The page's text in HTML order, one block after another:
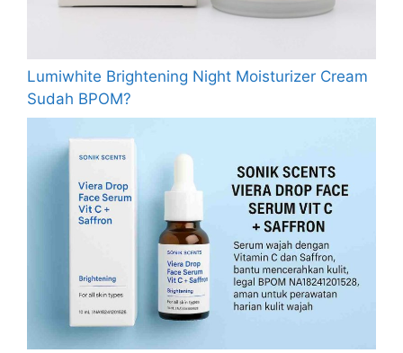
Lumiwhite Brightening Night Moisturizer Cream
Sudah BPOM?